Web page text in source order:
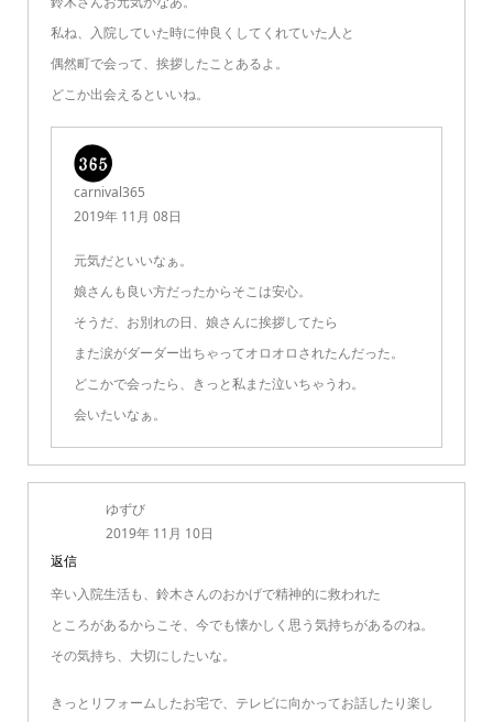
私ね、入院していた時に仲良くしてくれていた人と
偶然町で会って、挨拶したことあるよ。
どこか出会えるといいね。
carnival365
2019年 11月 08日
元気だといいなぁ。
娘さんも良い方だったからそこは安心。
そうだ、お別れの日、娘さんに挨拶してたら
また涙がダーダー出ちゃってオロオロされたんだった。
どこかで会ったら、きっと私また泣いちゃうわ。
会いたいなぁ。
ゆずび
2019年 11月 10日
返信
辛い入院生活も、鈴木さんのおかげで精神的に救われた
ところがあるからこそ、今でも懐かしく思う気持ちがあるのね。
その気持ち、大切にしたいな。
きっとリフォームしたお宅で、テレビに向かってお話したり楽し